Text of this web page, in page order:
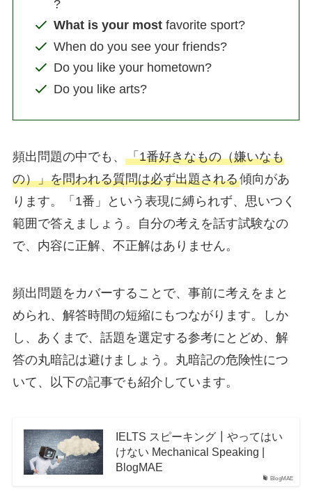
?
What is your most favorite sport?
When do you see your friends?
Do you like your hometown?
Do you like arts?
頻出問題の中でも、 「1番好きなもの（嫌いなも
の）」を問われる質問は必ず出題される傾向があ
ります。「1番」という表現に縛られず、思いつく
範囲で答えましょう。自分の考えを話す試験なの
で、内容に正解、不正解はありません。
頻出問題をカバーすることで、事前に考えをまと
められ、解答時間の短縮にもつながります。しか
し、あくまで、話題を選定する参考にとどめ、解
答の丸暗記は避けましょう。丸暗記の危険性につ
いて、以下の記事でも紹介しています。
BlogMAE
IELTS スピーキング┃やってはい
けない Mechanical Speaking |
BlogMAE